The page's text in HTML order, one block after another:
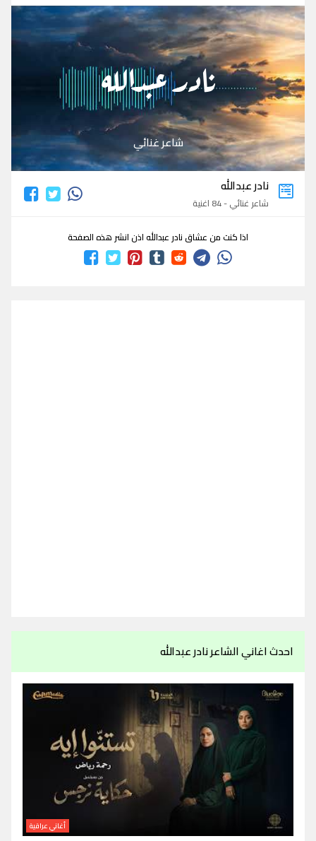
نادر عبدالله
شاعر غنائي
نادر عبدالله
شاعر غنائي - 84 اغنية
اذا كنت من عشاق نادر عبدالله اذن انشر هذه الصفحة
احدث اغاني الشاعر نادر عبدالله
أغاني عراقية